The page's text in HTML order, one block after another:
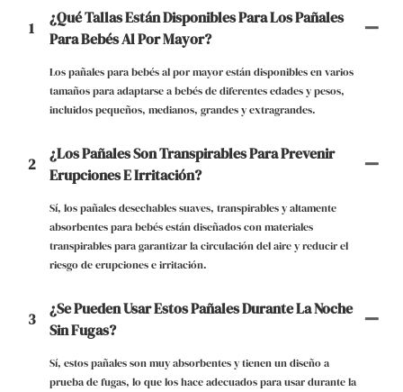
1
¿Qué Tallas Están Disponibles Para Los Pañales
Para Bebés Al Por Mayor?
Los pañales para bebés al por mayor están disponibles en varios
tamaños para adaptarse a bebés de diferentes edades y pesos,
incluidos pequeños, medianos, grandes y extragrandes.
2
¿Los Pañales Son Transpirables Para Prevenir
Erupciones E Irritación?
Sí, los pañales desechables suaves, transpirables y altamente
absorbentes para bebés están diseñados con materiales
transpirables para garantizar la circulación del aire y reducir el
riesgo de erupciones e irritación.
3
¿Se Pueden Usar Estos Pañales Durante La Noche
Sin Fugas?
Sí, estos pañales son muy absorbentes y tienen un diseño a
prueba de fugas, lo que los hace adecuados para usar durante la